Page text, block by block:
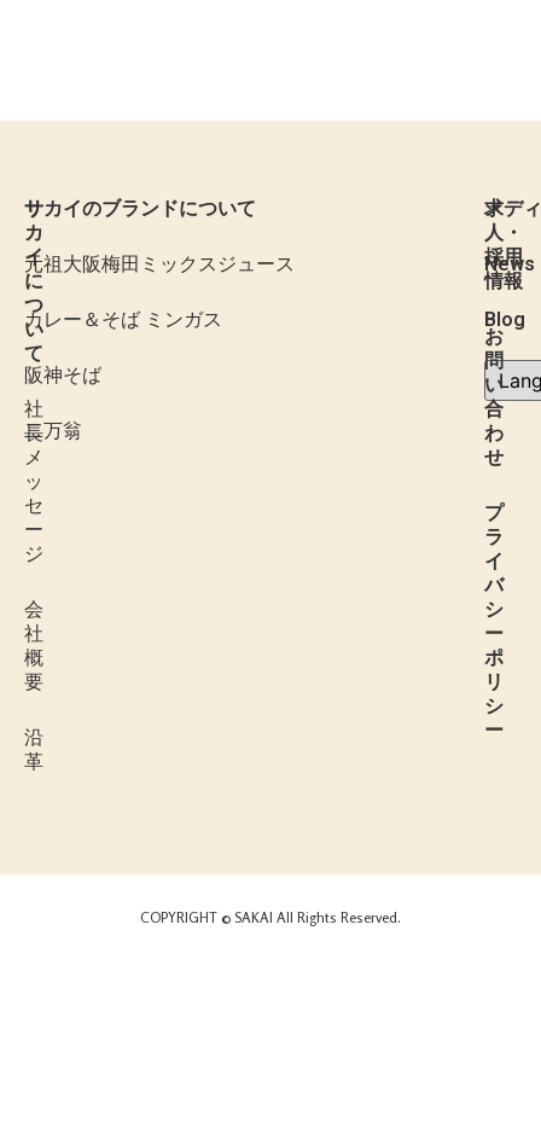
サ
カ
イ
に
つ
い
て
社
長
メ
ッ
セ
ー
ジ
会
社
概
要
沿
革
サカイのブランドについて
元祖大阪梅田ミックスジュース
カレー＆そば ミンガス
阪神そば
二万翁
求
人・
採用
情報
お
問
い
合
わ
せ
プ
ラ
イ
バ
シ
ー
ポ
リ
シ
ー
メデ
News
Blog
COPYRIGHT © SAKAI All Rights Reserved.